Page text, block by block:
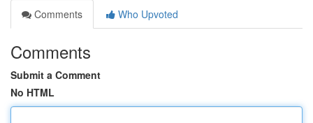
Comments
Who Upvoted
Comments
Submit a Comment
No HTML